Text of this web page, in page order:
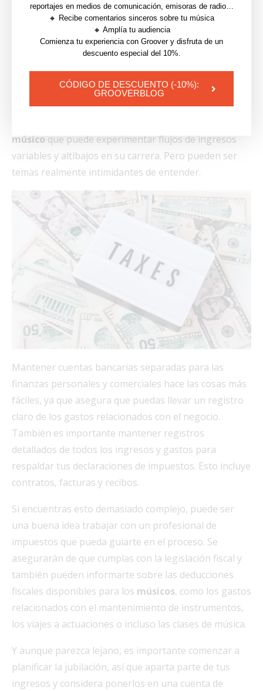
maneras de ganar dinero.
5. Planificación de impuestos
y ahorro para la jubilación
como músico
La planificación de impuestos y el ahorro para la
músicoque puede experimentar flujos de ingresos
variables y altibajos en su carrera. Pero pueden ser
temas realmente intimidantes de entender.
Mantener cuentas bancarias separadas para las
finanzas personales y comerciales hace las cosas más
fáciles, ya que asegura que puedas llevar un registro
claro de los gastos relacionados con el negocio.
También es importante mantener registros
detallados de todos los ingresos y gastos para
respaldar tus declaraciones de impuestos. Esto incluye
contratos, facturas y recibos.
Si encuentras esto demasiado complejo, puede ser
una buena idea trabajar con un profesional de
impuestos que pueda guiarte en el proceso. Se
asegurarán de que cumplas con la legislación fiscal y
también pueden informarte sobre las deducciones
fiscales disponibles para los músicos, como los gastos
relacionados con el mantenimiento de instrumentos,
los viajes a actuaciones o incluso las clases de música.
Y aunque parezca lejano, es importante comenzar a
planificar la jubilación, así que aparta parte de tus
ingresos y considera ponerlos en una cuenta de
reportajes en medios de comunicación, emisoras de radio…
🔸 Recibe comentarios sinceros sobre tu música
🔸 Amplía tu audiencia
Comienza tu experiencia con Groover y disfruta de un
descuento especial del 10%.
CÓDIGO DE DESCUENTO (-10%):
GROOVERBLOG